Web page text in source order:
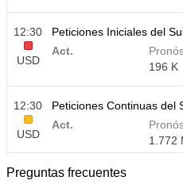
12:30
USD
Peticiones Iniciales del
Act.
196 K
12:30
USD
Peticiones Continuas del
Act.
1.772
Preguntas frecuentes